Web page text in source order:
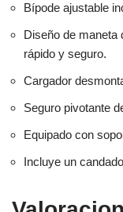
Bípode ajustable
Diseño de maneta
rápido y seguro.
Cargador
Seguro pivotante
Equipado con
Incluye un